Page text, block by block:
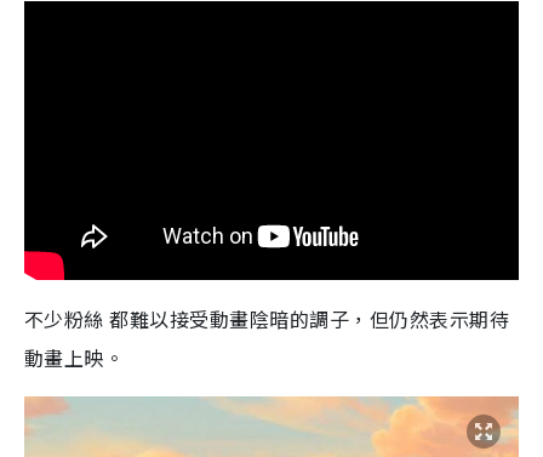
不少粉絲 都難以接受動畫陰暗的調子，但仍然表示期待
動畫上映。